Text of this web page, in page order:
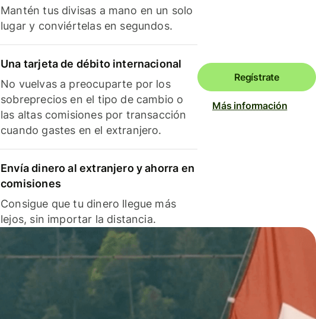
Mantén tus divisas a mano en un solo
lugar y conviértelas en segundos.
Una tarjeta de débito internacional
No vuelvas a preocuparte por los
sobreprecios en el tipo de cambio o
las altas comisiones por transacción
cuando gastes en el extranjero.
Envía dinero al extranjero y ahorra en
comisiones
Consigue que tu dinero llegue más
lejos, sin importar la distancia.
Regístrate
Más información